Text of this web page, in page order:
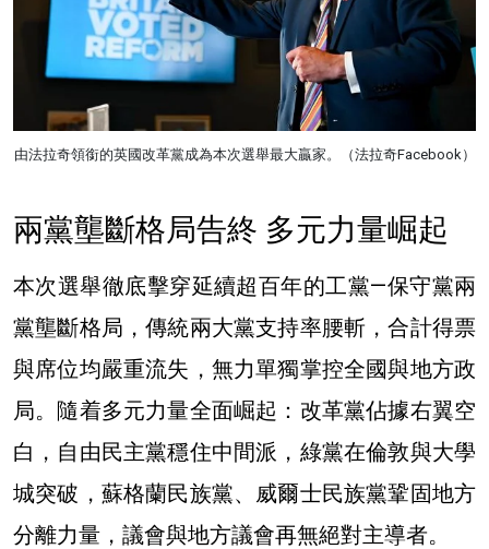
由法拉奇領銜的英國改革黨成為本次選舉最大贏家。（法拉奇Facebook）
兩黨壟斷格局告終 多元力量崛起
本次選舉徹底擊穿延續超百年的工黨—保守黨兩
黨壟斷格局，傳統兩大黨支持率腰斬，合計得票
與席位均嚴重流失，無力單獨掌控全國與地方政
局。隨着多元力量全面崛起：改革黨佔據右翼空
白，自由民主黨穩住中間派，綠黨在倫敦與大學
城突破，蘇格蘭民族黨、威爾士民族黨鞏固地方
分離力量，議會與地方議會再無絕對主導者。